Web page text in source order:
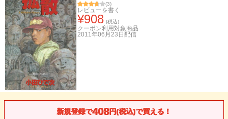
(3)
レビューを書く
¥908 (税込)
クーポン利用対象商品
2011年06月23日 配信
新規登録で408円(税込)で買える！